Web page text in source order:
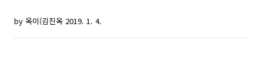
by 옥이(김진옥 2019. 1. 4.